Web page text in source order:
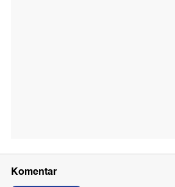
Komentar